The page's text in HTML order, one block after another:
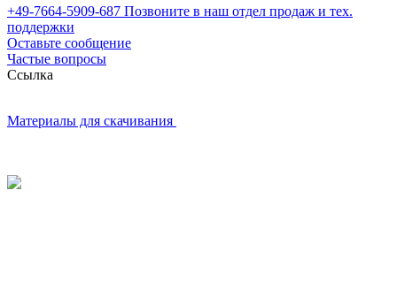
+49-7664-5909-687 Позвоните в наш отдел продаж и тех.
поддержки
Оставьте сообщение
Частые вопросы
Cсылка
Материалы для скачивания